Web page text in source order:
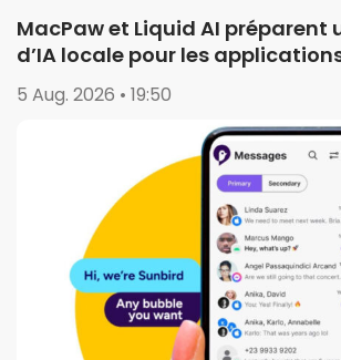
MacPaw et Liquid AI préparent
d’IA locale pour les
5 Aug. 2026 • 19:50